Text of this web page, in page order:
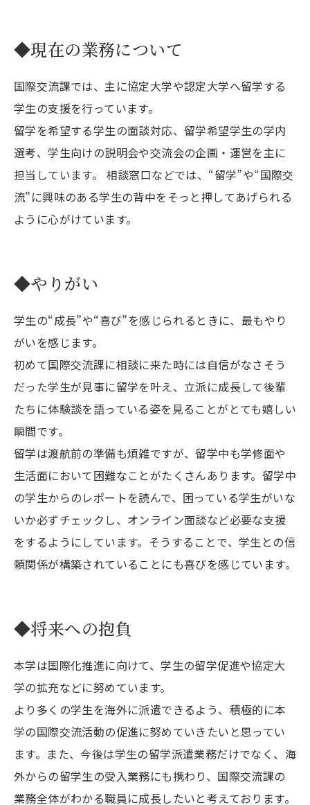
◆現在の業務について
国際交流課では、主に協定大学や認定大学へ留学する
学生の支援を行っています。
留学を希望する学生の面談対応、留学希望学生の学内
選考、学生向けの説明会や交流会の企画・運営を主に
担当しています。 相談窓口などでは、“留学”や“国際交
流”に興味のある学生の背中をそっと押してあげられる
ように心がけています。
◆やりがい
学生の“成長”や“喜び”を感じられるときに、最もやり
がいを感じます。
初めて国際交流課に相談に来た時には自信がなさそう
だった学生が見事に留学を叶え、立派に成長して後輩
たちに体験談を語っている姿を見ることがとても嬉しい
瞬間です。
留学は渡航前の準備も煩雑ですが、留学中も学修面や
生活面において困難なことがたくさんあります。留学中
の学生からのレポートを読んで、困っている学生がいな
いか必ずチェックし、オンライン面談など必要な支援
をするようにしています。そうすることで、学生との信
頼関係が構築されていることにも喜びを感じています。
◆将来への抱負
本学は国際化推進に向けて、学生の留学促進や協定大
学の拡充などに努めています。
より多くの学生を海外に派遣できるよう、積極的に本
学の国際交流活動の促進に努めていきたいと思ってい
ます。また、今後は学生の留学派遣業務だけでなく、海
外からの留学生の受入業務にも携わり、国際交流課の
業務全体がわかる職員に成長したいと考えております。